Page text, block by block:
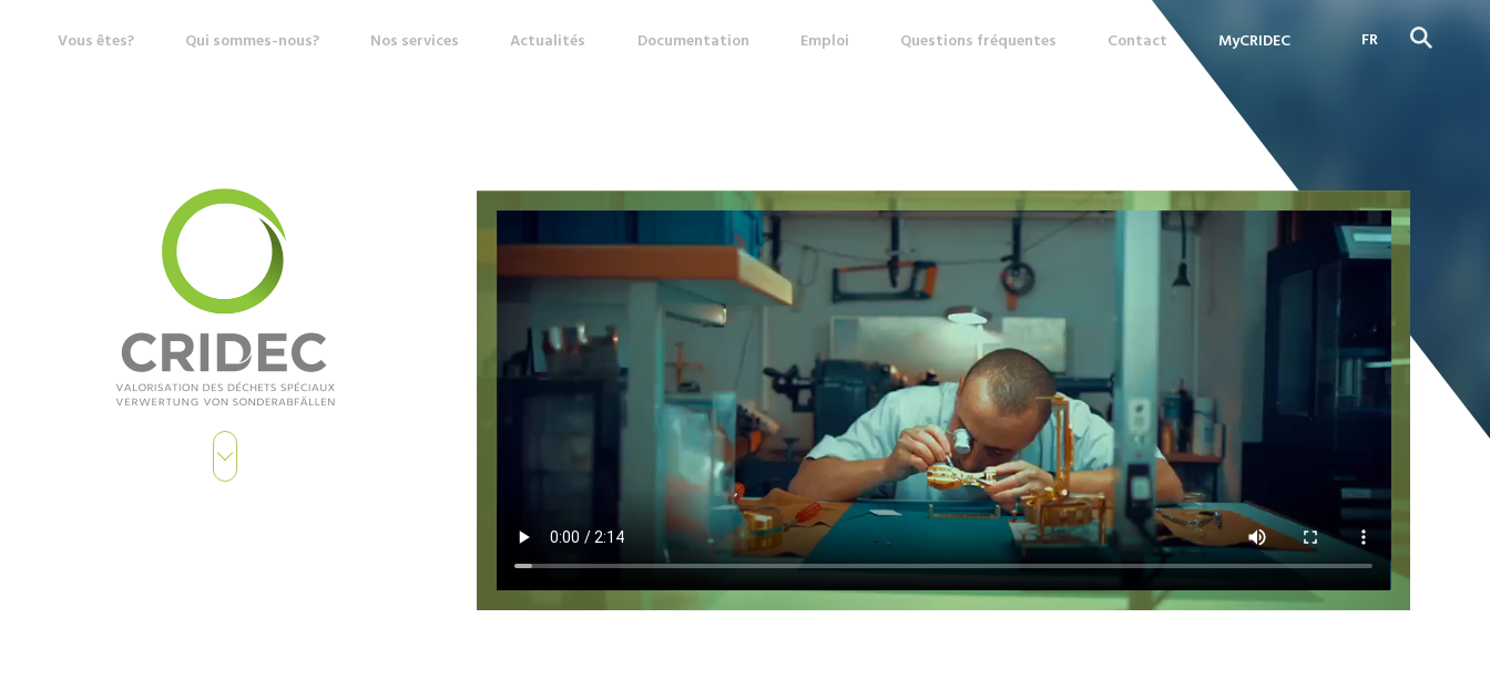
Vous êtes? Qui sommes-nous? Nos services Actualités Documentation Emploi Questions fréquentes Contact MyCRIDEC
FR